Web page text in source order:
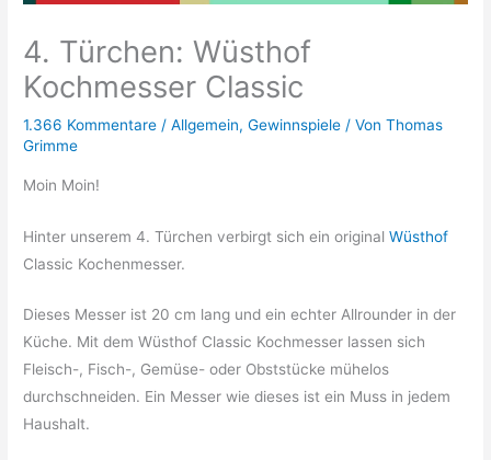
4. Türchen: Wüsthof
Kochmesser Classic
1.366 Kommentare /Allgemein,Gewinnspiele / VonThomas
Grimme
Moin Moin!
Hinter unserem 4. Türchen verbirgt sich ein originalWüsthof
Classic Kochenmesser.
Dieses Messer ist 20 cm lang und ein echter Allrounder in der
Küche. Mit dem Wüsthof Classic Kochmesser lassen sich
Fleisch-, Fisch-, Gemüse- oder Obststücke mühelos
durchschneiden. Ein Messer wie dieses ist ein Muss in jedem
Haushalt.